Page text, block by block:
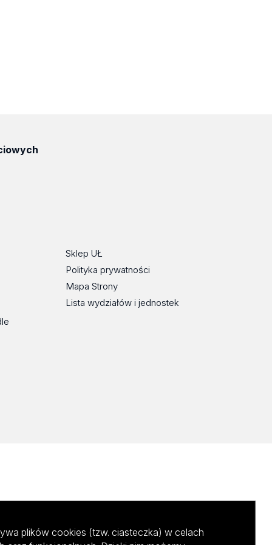
Sklep UŁ
Polityka prywatności
Mapa Strony
Lista wydziałów i jednostek
plików cookies (tzw. ciasteczka) w celach